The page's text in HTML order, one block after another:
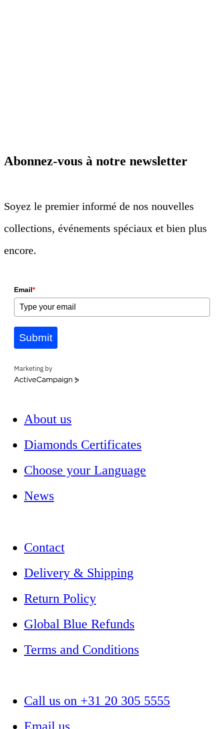
Abonnez-vous à notre newsletter
Soyez le premier informé de nos nouvelles
collections, événements spéciaux et bien plus
encore.
Email*
Submit
Marketing by
ActiveCampaign
About us
Diamonds Certificates
Choose your Language
News
Contact
Delivery & Shipping
Return Policy
Global Blue Refunds
Terms and Conditions
Call us on +31 20 305 5555